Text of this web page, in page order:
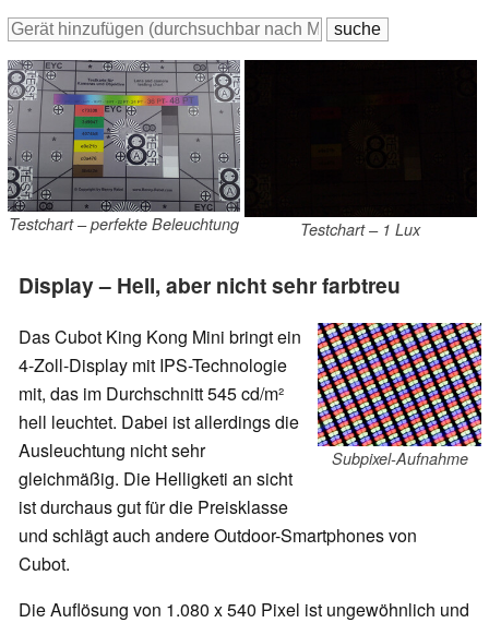
Testchart – perfekte Beleuchtung Testchart – 1 Lux
Display – Hell, aber nicht sehr farbtreu
Subpixel-Aufnahme
Das Cubot King Kong Mini bringt ein
4-Zoll-Display mit IPS-Technologie
mit, das im Durchschnitt 545 cd/m²
hell leuchtet. Dabei ist allerdings die
Ausleuchtung nicht sehr
gleichmäßig. Die Helligketi an sicht
ist durchaus gut für die Preisklasse
und schlägt auch andere Outdoor-Smartphones von
Cubot.
Die Auflösung von 1.080 x 540 Pixel ist ungewöhnlich und